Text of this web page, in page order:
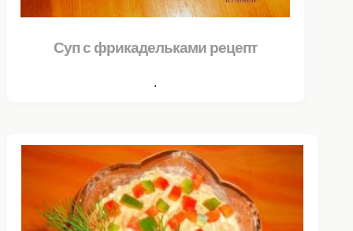
Суп с фрикадельками рецепт
.